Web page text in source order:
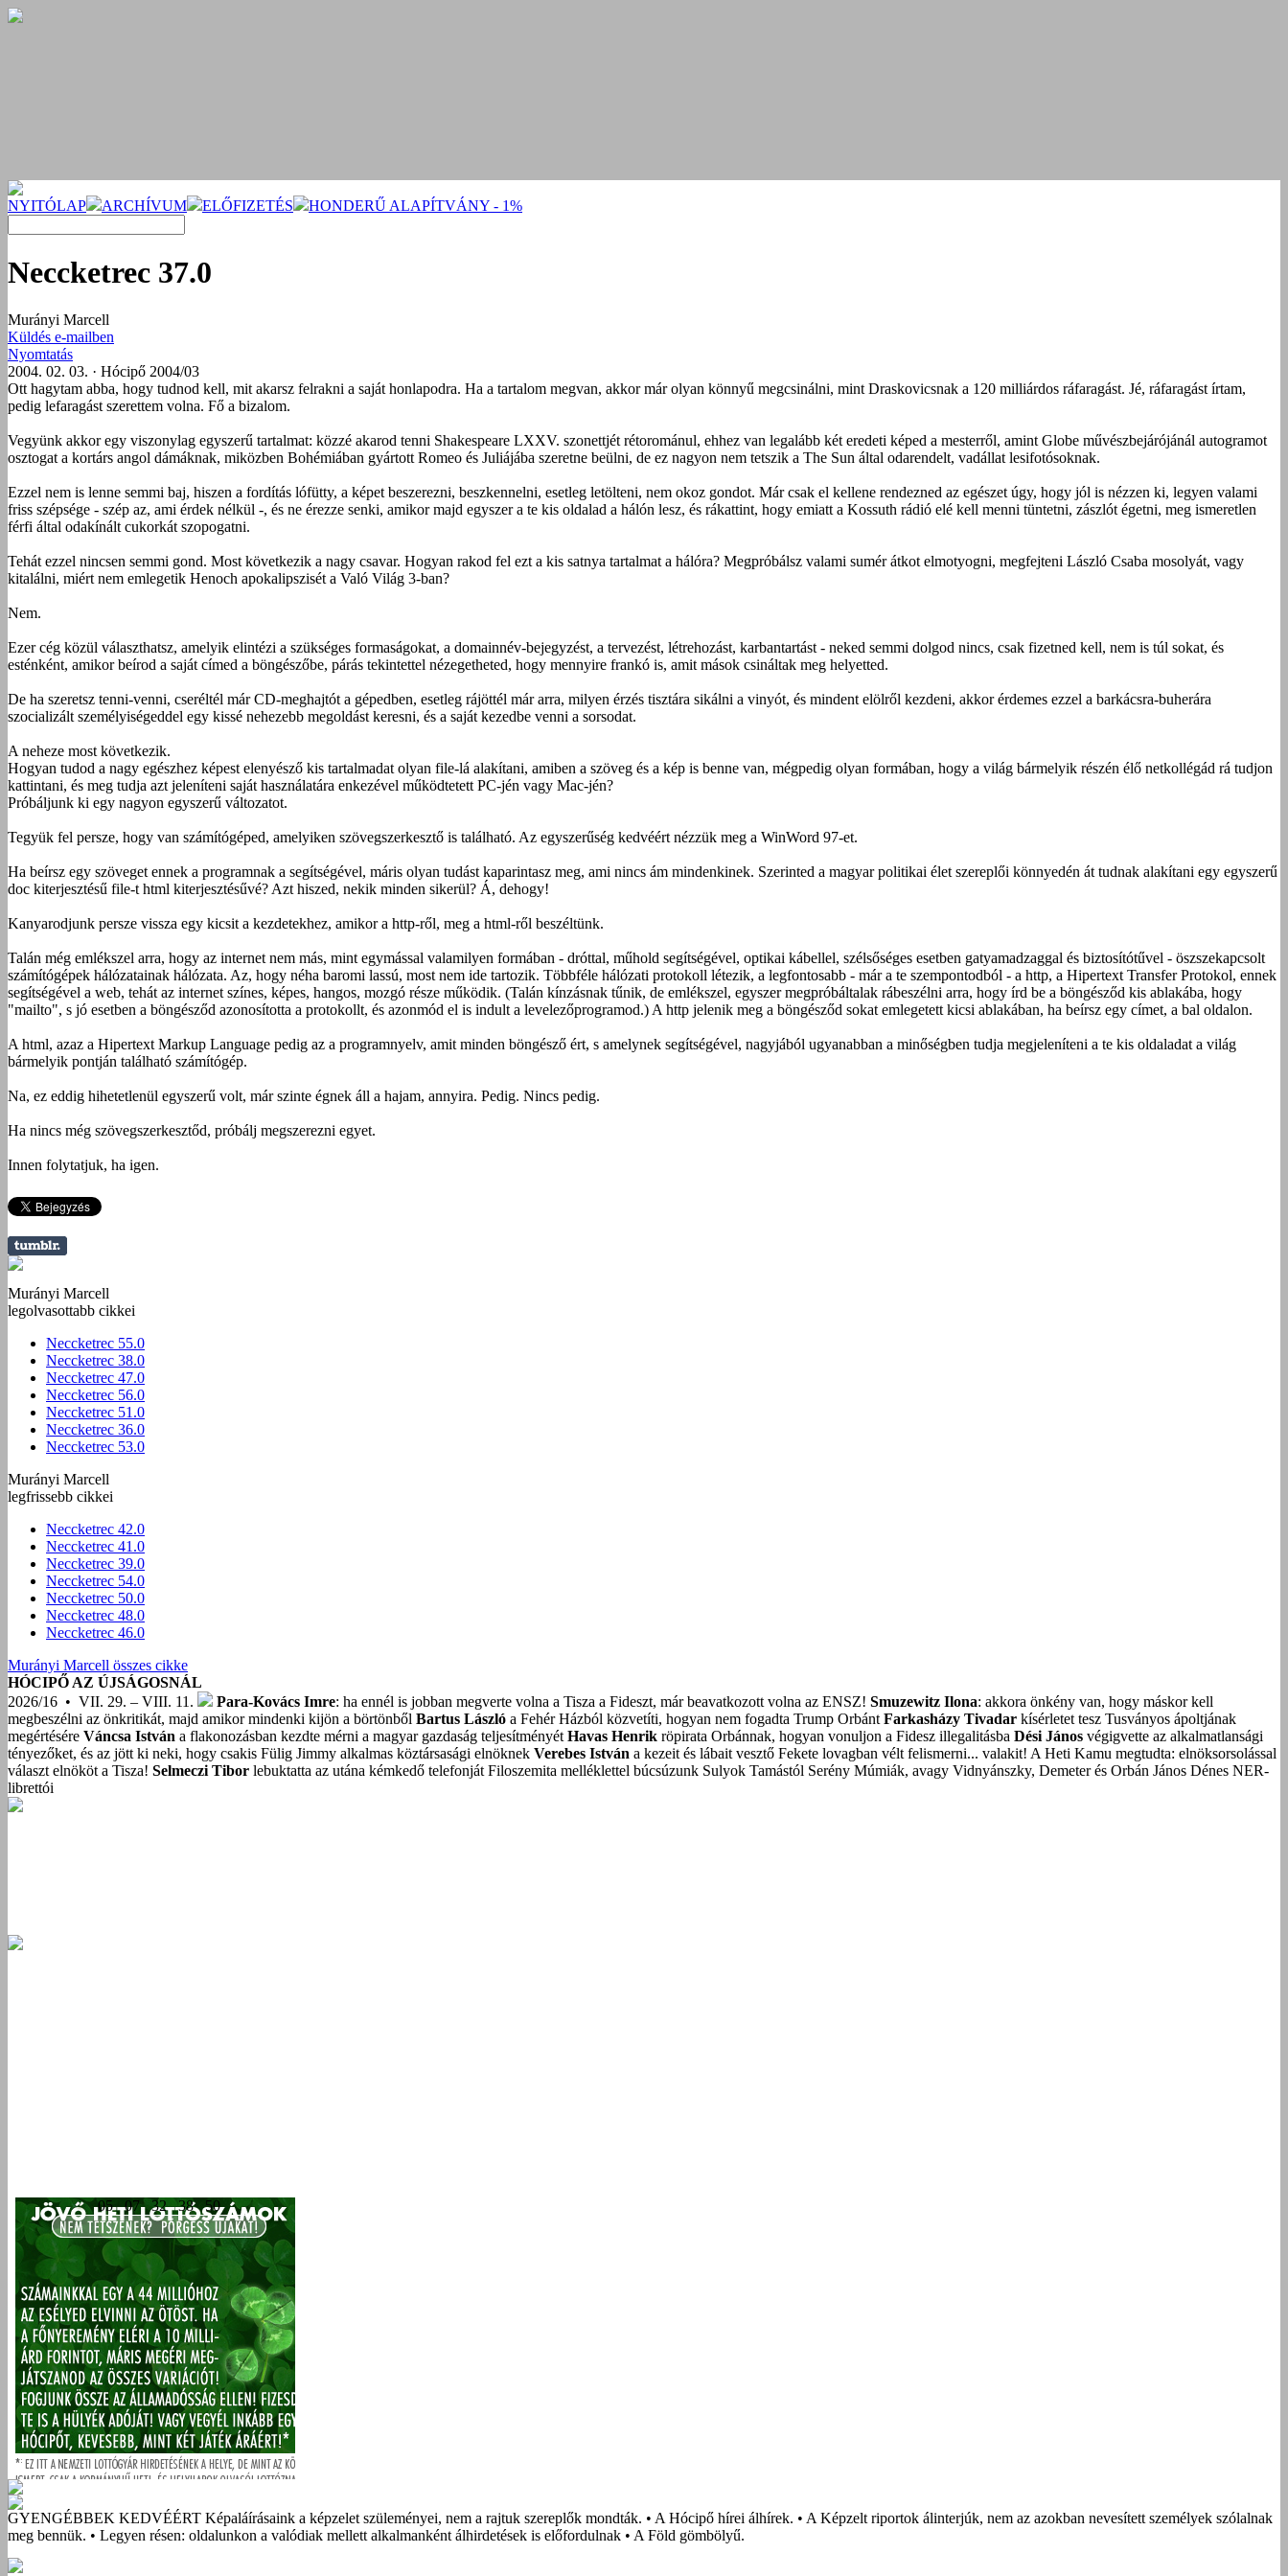
NYITÓLAP ARCHÍVUM ELŐFIZETÉS HONDERŰ ALAPÍTVÁNY - 1%
Neccketrec 37.0
Murányi Marcell
Küldés e-mailben
Nyomtatás
2004. 02. 03. · Hócipő 2004/03
Ott hagytam abba, hogy tudnod kell, mit akarsz felrakni a saját honlapodra. Ha a tartalom megvan, akkor már olyan könnyű megcsinálni, mint Draskovicsnak a 120 milliárdos ráfaragást. Jé, ráfaragást írtam,
pedig lefaragást szerettem volna. Fő a bizalom.
Vegyünk akkor egy viszonylag egyszerű tartalmat: közzé akarod tenni Shakespeare LXXV. szonettjét rétorománul, ehhez van legalább két eredeti képed a mesterről, amint Globe művészbejárójánál autogramot
osztogat a kortárs angol dámáknak, miközben Bohémiában gyártott Romeo és Juliájába szeretne beülni, de ez nagyon nem tetszik a The Sun által odarendelt, vadállat lesifotósoknak.
Ezzel nem is lenne semmi baj, hiszen a fordítás lófütty, a képet beszerezni, beszkennelni, esetleg letölteni, nem okoz gondot. Már csak el kellene rendezned az egészet úgy, hogy jól is nézzen ki, legyen valami
friss szépsége - szép az, ami érdek nélkül -, és ne érezze senki, amikor majd egyszer a te kis oldalad a hálón lesz, és rákattint, hogy emiatt a Kossuth rádió elé kell menni tüntetni, zászlót égetni, meg ismeretlen
férfi által odakínált cukorkát szopogatni.
Tehát ezzel nincsen semmi gond. Most következik a nagy csavar. Hogyan rakod fel ezt a kis satnya tartalmat a hálóra? Megpróbálsz valami sumér átkot elmotyogni, megfejteni László Csaba mosolyát, vagy
kitalálni, miért nem emlegetik Henoch apokalipszisét a Való Világ 3-ban?
Nem.
Ezer cég közül választhatsz, amelyik elintézi a szükséges formaságokat, a domainnév-bejegyzést, a tervezést, létrehozást, karbantartást - neked semmi dolgod nincs, csak fizetned kell, nem is túl sokat, és
esténként, amikor beírod a saját címed a böngészőbe, párás tekintettel nézegetheted, hogy mennyire frankó is, amit mások csináltak meg helyetted.
De ha szeretsz tenni-venni, cseréltél már CD-meghajtót a gépedben, esetleg rájöttél már arra, milyen érzés tisztára sikálni a vinyót, és mindent elölről kezdeni, akkor érdemes ezzel a barkácsra-buherára
szocializált személyiségeddel egy kissé nehezebb megoldást keresni, és a saját kezedbe venni a sorsodat.
A neheze most következik.
Hogyan tudod a nagy egészhez képest elenyésző kis tartalmadat olyan file-lá alakítani, amiben a szöveg és a kép is benne van, mégpedig olyan formában, hogy a világ bármelyik részén élő netkollégád rá tudjon
kattintani, és meg tudja azt jeleníteni saját használatára enkezével működtetett PC-jén vagy Mac-jén?
Próbáljunk ki egy nagyon egyszerű változatot.
Tegyük fel persze, hogy van számítógéped, amelyiken szövegszerkesztő is található. Az egyszerűség kedvéért nézzük meg a WinWord 97-et.
Ha beírsz egy szöveget ennek a programnak a segítségével, máris olyan tudást kaparintasz meg, ami nincs ám mindenkinek. Szerinted a magyar politikai élet szereplői könnyedén át tudnak alakítani egy egyszerű
doc kiterjesztésű file-t html kiterjesztésűvé? Azt hiszed, nekik minden sikerül? Á, dehogy!
Kanyarodjunk persze vissza egy kicsit a kezdetekhez, amikor a http-ről, meg a html-ről beszéltünk.
Talán még emlékszel arra, hogy az internet nem más, mint egymással valamilyen formában - dróttal, műhold segítségével, optikai kábellel, szélsőséges esetben gatyamadzaggal és biztosítótűvel - öszszekapcsolt
számítógépek hálózatainak hálózata. Az, hogy néha baromi lassú, most nem ide tartozik. Többféle hálózati protokoll létezik, a legfontosabb - már a te szempontodból - a http, a Hipertext Transfer Protokol, ennek
segítségével a web, tehát az internet színes, képes, hangos, mozgó része működik. (Talán kínzásnak tűnik, de emlékszel, egyszer megpróbáltalak rábeszélni arra, hogy írd be a böngésződ kis ablakába, hogy
"mailto", s jó esetben a böngésződ azonosította a protokollt, és azonmód el is indult a levelezőprogramod.) A http jelenik meg a böngésződ sokat emlegetett kicsi ablakában, ha beírsz egy címet, a bal oldalon.
A html, azaz a Hipertext Markup Language pedig az a programnyelv, amit minden böngésző ért, s amelynek segítségével, nagyjából ugyanabban a minőségben tudja megjeleníteni a te kis oldaladat a világ
bármelyik pontján található számítógép.
Na, ez eddig hihetetlenül egyszerű volt, már szinte égnek áll a hajam, annyira. Pedig. Nincs pedig.
Ha nincs még szövegszerkesztőd, próbálj megszerezni egyet.
Innen folytatjuk, ha igen.
Murányi Marcell
legolvasottabb cikkei
Neccketrec 55.0
Neccketrec 38.0
Neccketrec 47.0
Neccketrec 56.0
Neccketrec 51.0
Neccketrec 36.0
Neccketrec 53.0
Murányi Marcell
legfrissebb cikkei
Neccketrec 42.0
Neccketrec 41.0
Neccketrec 39.0
Neccketrec 54.0
Neccketrec 50.0
Neccketrec 48.0
Neccketrec 46.0
Murányi Marcell összes cikke
HÓCIPŐ AZ ÚJSÁGOSNÁL
2026/16 • VII. 29. – VIII. 11.
Para-Kovács Imre: ha ennél is jobban megverte volna a Tisza a Fideszt, már beavatkozott volna az ENSZ! Smuzewitz Ilona: akkora önkény van, hogy máskor kell
megbeszélni az önkritikát, majd amikor mindenki kijön a börtönből Bartus László a Fehér Házból közvetíti, hogyan nem fogadta Trump Orbánt Farkasházy Tivadar kísérletet tesz Tusványos ápoltjának
megértésére Váncsa István a flakonozásban kezdte mérni a magyar gazdaság teljesítményét Havas Henrik röpirata Orbánnak, hogyan vonuljon a Fidesz illegalitásba Dési János végigvette az alkalmatlansági
tényezőket, és az jött ki neki, hogy csakis Fülig Jimmy alkalmas köztársasági elnöknek Verebes István a kezeit és lábait vesztő Fekete lovagban vélt felismerni... valakit! A Heti Kamu megtudta: elnöksorsolással
választ elnököt a Tisza! Selmeczi Tibor lebuktatta az utána kémkedő telefonját Filoszemita melléklettel búcsúzunk Sulyok Tamástól Serény Múmiák, avagy Vidnyánszky, Demeter és Orbán János Dénes NER-
librettói
GYENGÉBBEK KEDVÉÉRT Képaláírásaink a képzelet szüleményei, nem a rajtuk szereplők mondták. • A Hócipő hírei álhírek. • A Képzelt riportok álinterjúk, nem az azokban nevesített személyek szólalnak
meg bennük. • Legyen résen: oldalunkon a valódiak mellett alkalmanként álhirdetések is előfordulnak • A Föld gömbölyű.